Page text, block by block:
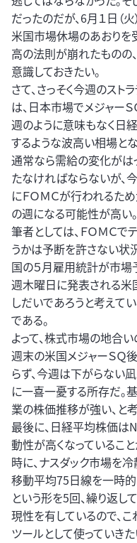
だったのだが、6月１日（
米国市場休場のあおりを
高の法則が崩れたものの
意識しておきたい。
さて、さっそく今週のス
は、日本市場でメジャー
週のように意味もなく日
するような波高い相場と
通常なら需給の変化がは
たなければならないが、
にＦＯＭＣが行われるた
の週になる可能性が高い。
筆者としては、ＦＯＭＣ
うかは予断を許さない状
国の５月雇用統計が市場
週木曜日に発表される米
しだいであろうと考えて
である。
よって、株式市場の地合
週末の米国メジャーＳＱ
らず、今週は下がらない
に一喜一憂する所存だ。
業の株価推移が強い、と
最後に、日経平均株価は
動性が高くなっているこ
時に、ナスダック市場を
移動平均75日線を一時的
という形を5回、繰り返し
現性を有しているので、
ツールとして使っていきた